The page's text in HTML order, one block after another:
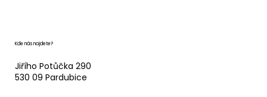
Kde nás najdete?
Jiřího Potůčka 290
530 09 Pardubice